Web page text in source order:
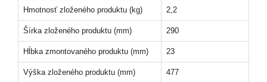
Hmotnosť zloženého produktu (kg) 2,2
Šírka zloženého produktu (mm) 290
Hĺbka zmontovaného produktu (mm) 23
Výška zloženého produktu (mm) 477